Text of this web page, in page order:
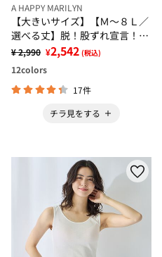
A HAPPY MARILYN
【大きいサイズ】【Ｍ～８Ｌ／
選べる丈】脱！股ずれ宣言！裾
レースぺチパンツ
¥ 2,990 ¥2,542 (税込)
12colors
17件
チラ見をする